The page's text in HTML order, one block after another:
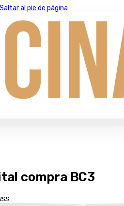
Saltar al pie de página
compra BC3